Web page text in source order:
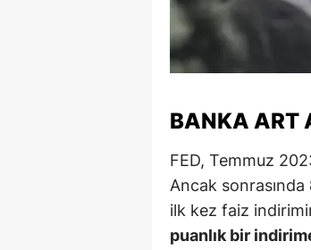
BANKA ART
FED, Temmuz
Ancak sonrasında
ilk kez faiz
puanlık bir